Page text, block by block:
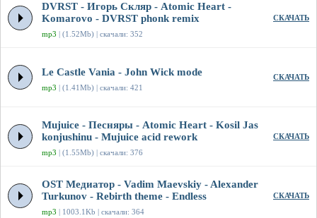
DVRST - Игорь Скляр - Atomic Heart -
Komarovo - DVRST phonk remix
mp3 | (1.52Mb) | скачали: 352
СКАЧАТЬ
Le Castle Vania - John Wick mode
mp3 | (1.41Mb) | скачали: 421
СКАЧАТЬ
Mujuice - Песняры - Atomic Heart - Kosil Jas
konjushinu - Mujuice acid rework
mp3 | (1.55Mb) | скачали: 376
СКАЧАТЬ
OST Медиатор - Vadim Maevskiy - Alexander
Turkunov - Rebirth theme - Endless
mp3 | 1003.1Kb | скачали: 364
СКАЧАТЬ